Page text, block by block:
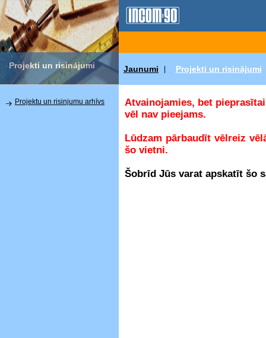
Projekti un risinājumi Jaunumi Projekti un risinājumi
Projektu un risinjumu arhīvs
Atvainojamies, bet
vēl nav pieejams.
Lūdzam pārbaudīt vēlreiz
šo vietni.
Šobrīd Jūs varat apskatīt šo